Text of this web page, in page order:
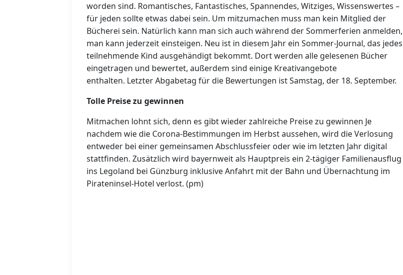
worden sind. Romantisches, Fantastisches, Spannendes, Witziges, Wissenswertes –
für jeden sollte etwas dabei sein. Um mitzumachen muss man kein Mitglied der
Bücherei sein. Natürlich kann man sich auch während der Sommerferien anmelden,
man kann jederzeit einsteigen. Neu ist in diesem Jahr ein Sommer-Journal, das jedes
teilnehmende Kind ausgehändigt bekommt. Dort werden alle gelesenen Bücher
eingetragen und bewertet, außerdem sind einige Kreativangebote
enthalten. Letzter Abgabetag für die Bewertungen ist Samstag, der 18. September.
Tolle Preise zu gewinnen
Mitmachen lohnt sich, denn es gibt wieder zahlreiche Preise zu gewinnen Je
nachdem wie die Corona-Bestimmungen im Herbst aussehen, wird die Verlosung
entweder bei einer gemeinsamen Abschlussfeier oder wie im letzten Jahr digital
stattfinden. Zusätzlich wird bayernweit als Hauptpreis ein 2-tägiger Familienausflug
ins Legoland bei Günzburg inklusive Anfahrt mit der Bahn und Übernachtung im
Pirateninsel-Hotel verlost. (pm)